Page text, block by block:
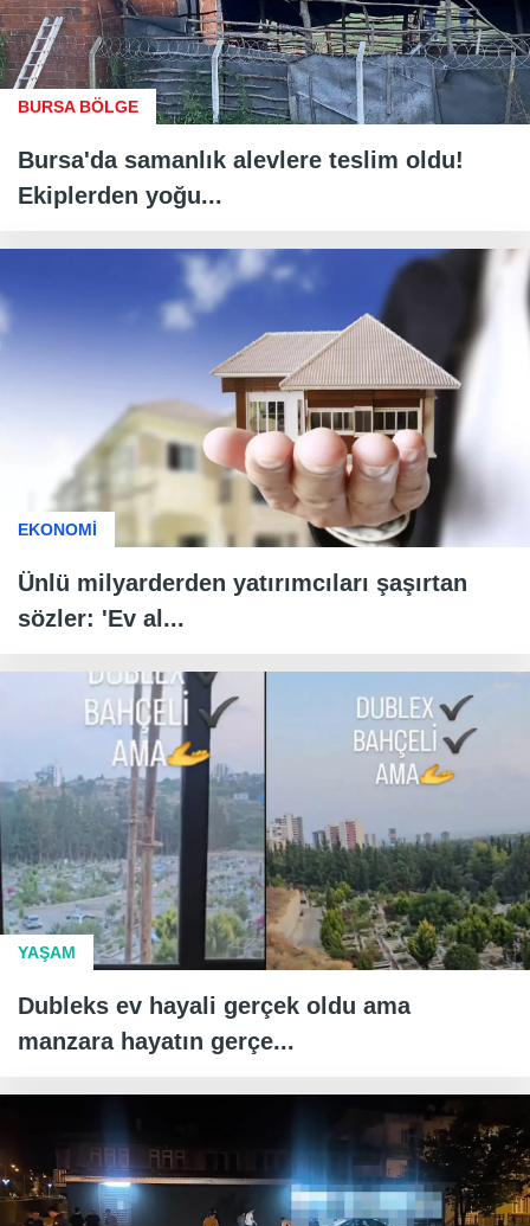
BURSA BÖLGE
Bursa'da samanlık alevlere teslim oldu!
Ekiplerden yoğu...
EKONOMİ
Ünlü milyarderden yatırımcıları şaşırtan
sözler: 'Ev al...
YAŞAM
Dubleks ev hayali gerçek oldu ama
manzara hayatın gerçe...